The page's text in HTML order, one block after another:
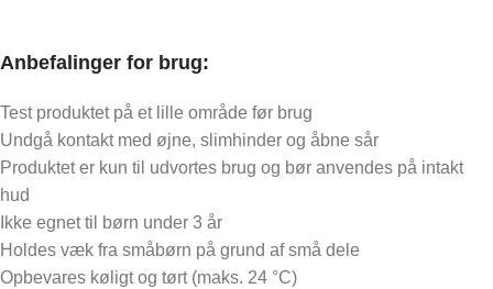
Anbefalinger for brug:
Test produktet på et lille område før brug
Undgå kontakt med øjne, slimhinder og åbne sår
Produktet er kun til udvortes brug og bør anvendes på intakt
hud
Ikke egnet til børn under 3 år
Holdes væk fra småbørn på grund af små dele
Opbevares køligt og tørt (maks. 24 °C)